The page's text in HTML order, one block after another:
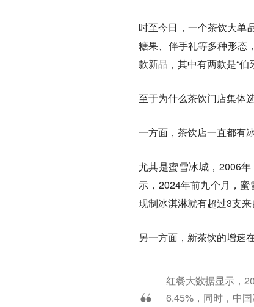
时至今日，一个茶饮大单
糖果、伴手礼等多种形态
款新品，其中有两款是“伯
至于为什么茶饮门店集体
一方面，茶饮店一直都有
尤其是蜜雪冰城，2006
示，2024年前九个月，
现制冰淇淋就有超过3支来
另一方面，新茶饮的增速
红餐大数据显示，
6.45%，同时，中